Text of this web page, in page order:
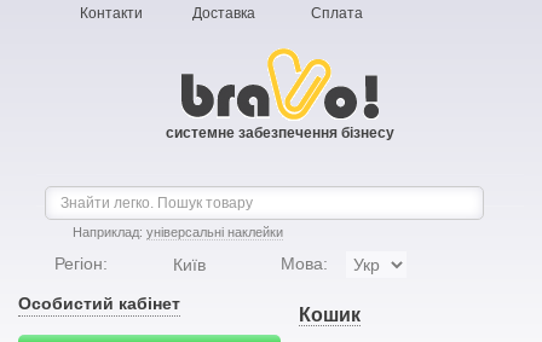
Контакти Доставка Сплата
системне забезпечення бізнесу
Наприклад: універсальні наклейки
Регіон: Київ Мова:
Особистий кабінет
Кошик